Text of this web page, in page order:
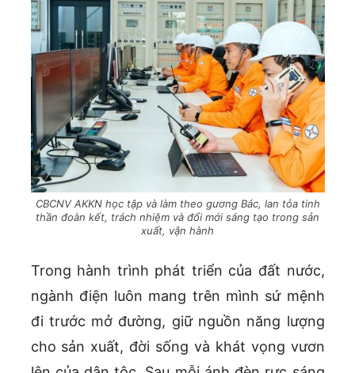
CBCNV AKKN học tập và làm theo gương Bác, lan tỏa tinh
thần đoàn kết, trách nhiệm và đổi mới sáng tạo trong sản
xuất, vận hành
Trong hành trình phát triển của đất nước,
ngành điện luôn mang trên mình sứ mệnh
đi trước mở đường, giữ nguồn năng lượng
cho sản xuất, đời sống và khát vọng vươn